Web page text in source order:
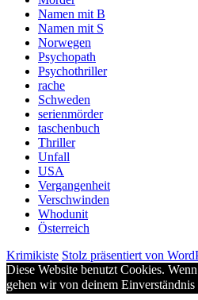
Namen mit B
Namen mit S
Norwegen
Psychopath
Psychothriller
rache
Schweden
serienmörder
taschenbuch
Thriller
Unfall
USA
Vergangenheit
Verschwinden
Whodunit
Österreich
Krimikiste Stolz präsentiert von
Diese Website benutzt Cookies.
gehen wir von deinem Einverständnis